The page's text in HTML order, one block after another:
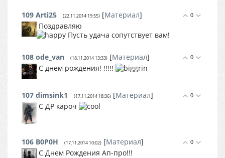
0
109 Arti25 (22.11.2014 19:55) [Материал]
Поздравляю
Пусть удача сопутствует вам!
0
108 ode_van (18.11.2014 13:33) [Материал]
С днем рождения! !!!!!
0
107 dimsink1 (17.11.2014 18:36) [Материал]
С ДР кароч
0
106 B0P0H (17.11.2014 10:02) [Материал]
С Днем Рождения Ап-про!!!